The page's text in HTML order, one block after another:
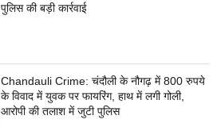
पुलिस की बड़ी कार्रवाई
Chandauli Crime: चंदौली के नौगढ़ में 800 रुपये
के विवाद में युवक पर फायरिंग, हाथ में लगी गोली,
आरोपी की तलाश में जुटी पुलिस